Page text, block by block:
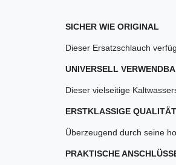
SICHER WIE ORIGINAL
Dieser Ersatzschlauch
UNIVERSELL
Dieser vielseitige
ERSTKLASSIGE QUALITÄT
Überzeugend durch seine
PRAKTISCHE